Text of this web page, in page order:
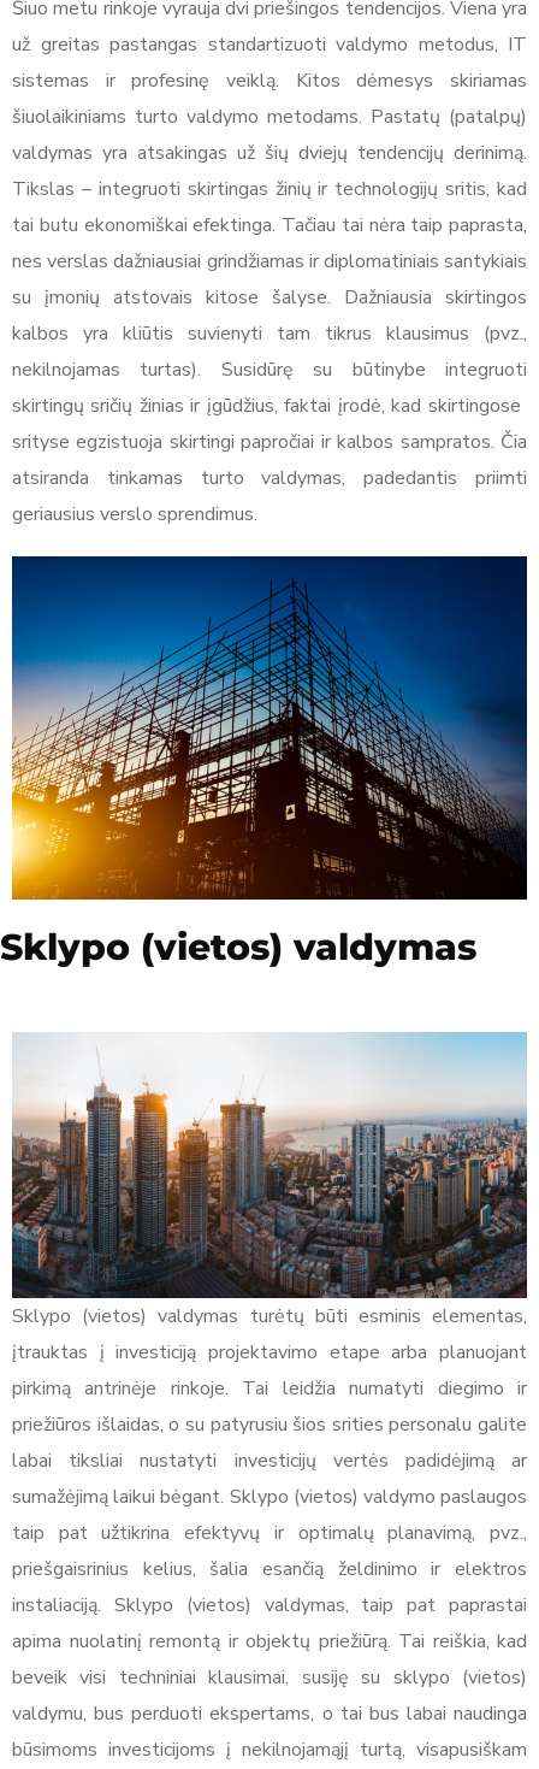
Šiuo metu rinkoje vyrauja dvi priešingos tendencijos. Viena yra
už greitas pastangas standartizuoti valdymo metodus, IT
sistemas ir profesinę veiklą. Kitos dėmesys skiriamas
šiuolaikiniams turto valdymo metodams. Pastatų (patalpų)
valdymas yra atsakingas už šių dviejų tendencijų derinimą.
Tikslas – integruoti skirtingas žinių ir technologijų sritis, kad
tai butu ekonomiškai efektinga. Tačiau tai nėra taip paprasta,
nes verslas dažniausiai grindžiamas ir diplomatiniais santykiais
su įmonių atstovais kitose šalyse. Dažniausia skirtingos
kalbos yra kliūtis suvienyti tam tikrus klausimus (pvz.,
nekilnojamas turtas). Susidūrę su būtinybe integruoti
skirtingų sričių žinias ir įgūdžius, faktai įrodė, kad skirtingose ​​
srityse egzistuoja skirtingi papročiai ir kalbos sampratos. Čia
atsiranda tinkamas turto valdymas, padedantis priimti
geriausius verslo sprendimus.
Sklypo (vietos) valdymas
Sklypo (vietos) valdymas turėtų būti esminis elementas,
įtrauktas į investiciją projektavimo etape arba planuojant
pirkimą antrinėje rinkoje. Tai leidžia numatyti diegimo ir
priežiūros išlaidas, o su patyrusiu šios srities personalu galite
labai tiksliai nustatyti investicijų vertės padidėjimą ar
sumažėjimą laikui bėgant. Sklypo (vietos) valdymo paslaugos
taip pat užtikrina efektyvų ir optimalų planavimą, pvz.,
priešgaisrinius kelius, šalia esančią želdinimo ir elektros
instaliaciją. Sklypo (vietos) valdymas, taip pat paprastai
apima nuolatinį remontą ir objektų priežiūrą. Tai reiškia, kad
beveik visi techniniai klausimai, susiję su sklypo (vietos)
valdymu, bus perduoti ekspertams, o tai bus labai naudinga
būsimoms investicijoms į nekilnojamąjį turtą, visapusiškam